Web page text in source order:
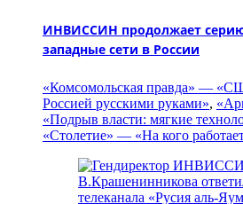
ИНВИССИН продолжает
западные сети в России
«Комсомольская правда» —
Россией русскими руками»,
«Подрыв власти: мягкие
«Столетие» — «На кого